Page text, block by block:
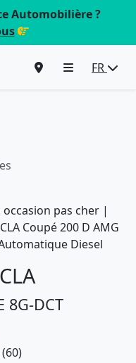
Automobilière ?
FR
8G-DCT